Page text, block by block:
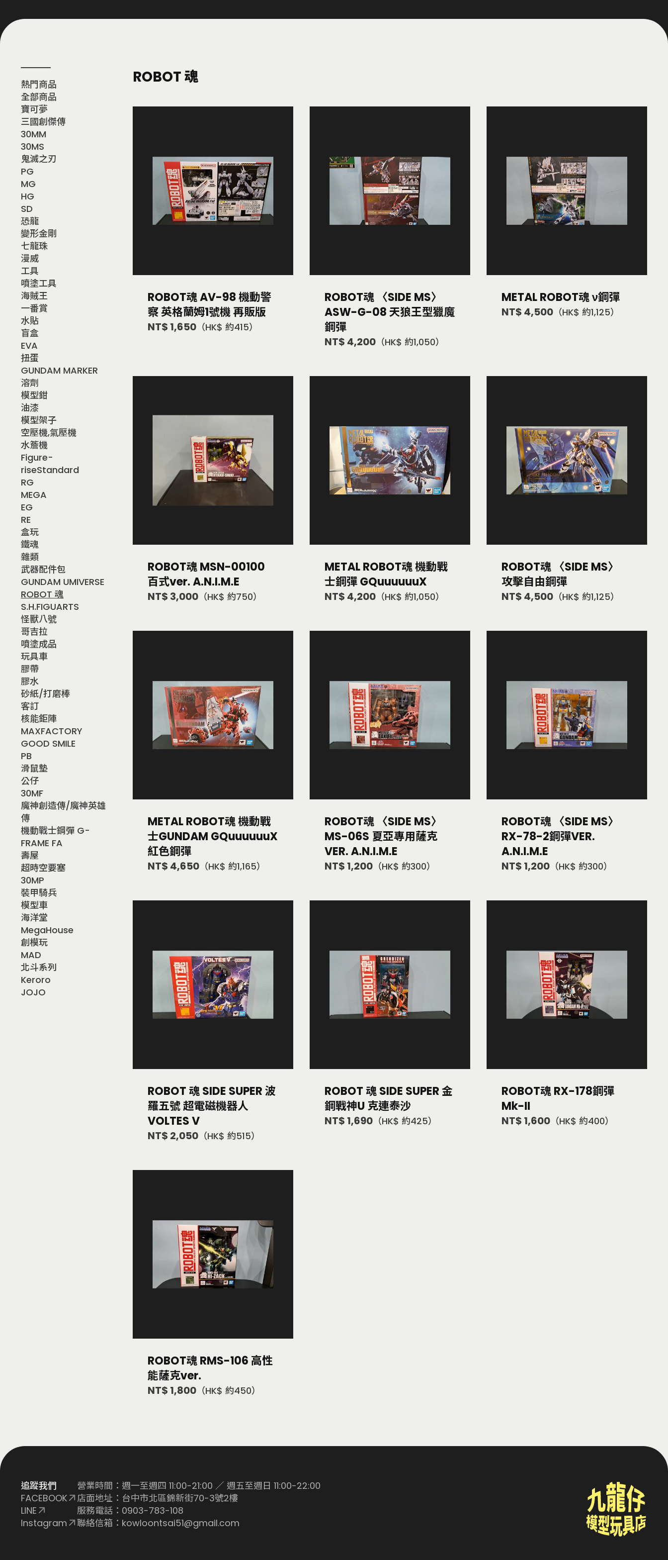
熱門商品
全部商品
寶可夢
三國創傑傳
30MM
30MS
鬼滅之刃
PG
MG
HG
SD
恐龍
變形金剛
七龍珠
漫威
工具
噴塗工具
海賊王
一番賞
水貼
盲盒
EVA
扭蛋
GUNDAM MARKER
溶劑
模型鉗
油漆
模型架子
空壓機,氣壓機
水簷機
Figure-
riseStandard
RG
MEGA
EG
RE
盒玩
鐵魂
雜類
武器配件包
GUNDAM UMIVERSE
ROBOT 魂
S.H.FIGUARTS
怪獸八號
哥吉拉
噴塗成品
玩具車
膠帶
膠水
砂紙/打磨棒
客訂
核能鉅陣
MAXFACTORY
GOOD SMILE
PB
滑鼠墊
公仔
30MF
魔神創造傳/魔神英雄
傳
機動戰士鋼彈 G-
FRAME FA
壽屋
超時空要塞
30MP
裝甲騎兵
模型車
海洋堂
MegaHouse
創模玩
MAD
北斗系列
Keroro
JOJO
ROBOT 魂
ROBOT魂 AV-98 機動警
察 英格蘭姆1號機 再販版
NT$ 1,650 （HK$ 約415）
ROBOT魂 〈SIDE MS〉
ASW-G-08 天狼王型獵魔
鋼彈
NT$ 4,200 （HK$ 約1,050）
METAL ROBOT魂 ν鋼彈
NT$ 4,500 （HK$ 約1,125）
ROBOT魂 MSN-00100
百式ver. A.N.I.M.E
NT$ 3,000 （HK$ 約750）
METAL ROBOT魂 機動戰
士鋼彈 GQuuuuuuX
NT$ 4,200 （HK$ 約1,050）
ROBOT魂 〈SIDE MS〉
攻擊自由鋼彈
NT$ 4,500 （HK$ 約1,125）
METAL ROBOT魂 機動戰
士GUNDAM GQuuuuuuX
紅色鋼彈
NT$ 4,650 （HK$ 約1,165）
ROBOT魂 〈SIDE MS〉
MS-06S 夏亞專用薩克
VER. A.N.I.M.E
NT$ 1,200 （HK$ 約300）
ROBOT魂 〈SIDE MS〉
RX-78-2鋼彈VER.
A.N.I.M.E
NT$ 1,200 （HK$ 約300）
ROBOT 魂 SIDE SUPER 波
羅五號 超電磁機器人
VOLTES V
NT$ 2,050 （HK$ 約515）
ROBOT 魂 SIDE SUPER 金
鋼戰神U 克連泰沙
NT$ 1,690 （HK$ 約425）
ROBOT魂 RX-178鋼彈
Mk-II
NT$ 1,600 （HK$ 約400）
ROBOT魂 RMS-106 高性
能薩克ver.
NT$ 1,800 （HK$ 約450）
追蹤我們
FACEBOOK
LINE
Instagram
營業時間：週一至週四 11:00-21:00 ／ 週五至週日 11:00-22:00
店面地址：台中市北區錦新街70-3號2樓
服務電話：0903-783-108
聯絡信箱：kowloontsai51@gmail.com